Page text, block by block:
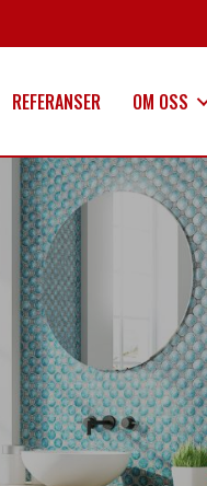
REFERANSER OM OSS